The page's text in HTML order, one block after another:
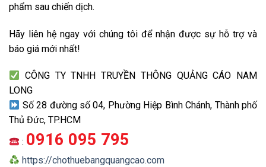
phẩm sau chiến dịch.
Hãy liên hệ ngay với chúng tôi để nhận được sự hỗ trợ và
báo giá mới nhất!
CÔNG TY TNHH TRUYỀN THÔNG QUẢNG CÁO NAM
LONG
Số 28 đường số 04, Phường Hiệp Bình Chánh, Thành phố
Thủ Đức, TP.HCM
: 0916 095 795
https://chothuebangquangcao.com